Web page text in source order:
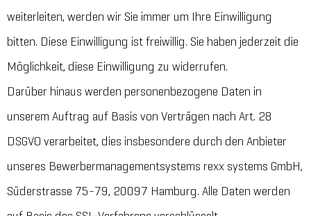
weiterleiten, werden wir Sie immer um Ihre Einwilligung
bitten. Diese Einwilligung ist freiwillig. Sie haben jederzeit die
Möglichkeit, diese Einwilligung zu widerrufen.
Darüber hinaus werden personenbezogene Daten in
unserem Auftrag auf Basis von Verträgen nach Art. 28
DSGVO verarbeitet, dies insbesondere durch den Anbieter
unseres Bewerbermanagementsystems rexx systems GmbH,
Süderstrasse 75-79, 20097 Hamburg. Alle Daten werden